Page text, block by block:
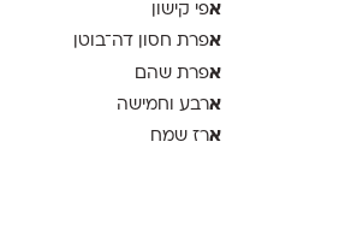
אפי קישון
אפרת חסון דה־בוטן
אפרת שהם
ארבע וחמישה
ארז שמח